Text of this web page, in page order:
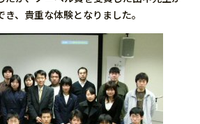
、貴重な体験となりました。